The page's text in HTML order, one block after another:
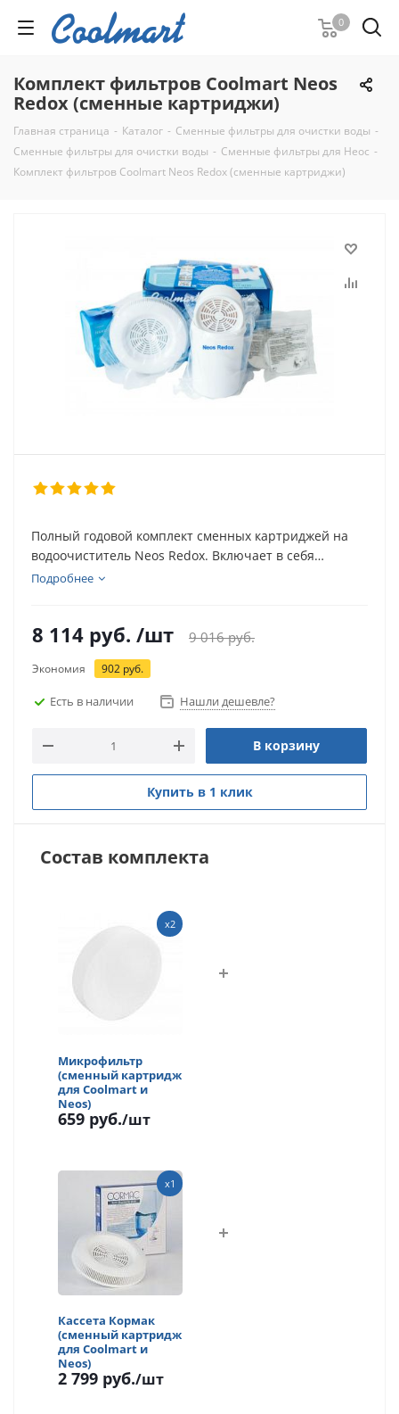
0
Комплект фильтров Coolmart Neos
Redox (сменные картриджи)
Главная страница - Каталог - Cменные фильтры для очистки воды -
Cменные фильтры для очистки воды - Сменные фильтры для Неос -
Комплект фильтров Coolmart Neos Redox (сменные картриджи)
Полный годовой комплект сменных картриджей на
водоочиститель Neos Redox. Включает в себя
основной фильтр Редокс, кассету Кормак и два
Подробнее
8 114 руб. /шт 9 016руб.
Экономия 902 руб.
Есть в наличии Нашли дешевле?
В корзину
Купить в 1 клик
Состав комплекта
x2
Микрофильтр
(сменный картридж
для Coolmart и
Neos)
659 руб./шт
x1
Кассета Кормак
(сменный картридж
для Coolmart и
Neos)
2 799 руб./шт